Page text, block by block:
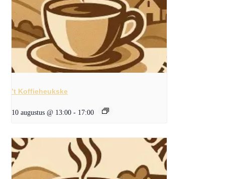
’t Koffieheukske
10 augustus @ 13:00 - 17:00